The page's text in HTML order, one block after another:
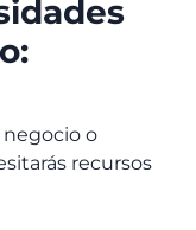
o
recursos